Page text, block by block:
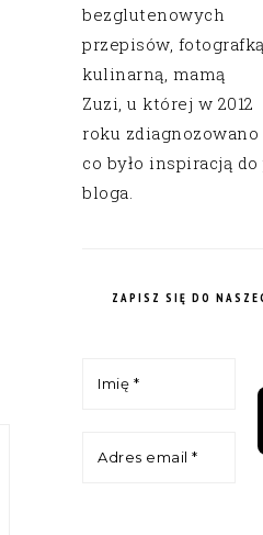
bezglutenowych
przepisów, fotografką
kulinarną, mamą
Zuzi, u której w 2012
roku
co było inspiracją
bloga.
ZAPISZ SIĘ DO